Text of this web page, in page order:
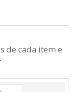
de cada item e